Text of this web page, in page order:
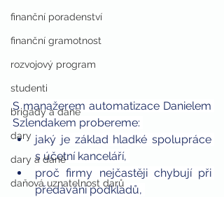
finanční poradenství
finanční gramotnost
rozvojový program
studenti
brigády a daně
dary
dary a daně
daňová uznatelnost darů
S manažerem automatizace Danielem
Szlendakem probereme:
jaký je základ hladké spolupráce
s účetní kanceláří,
proč firmy nejčastěji chybují při
předávání podkladů,